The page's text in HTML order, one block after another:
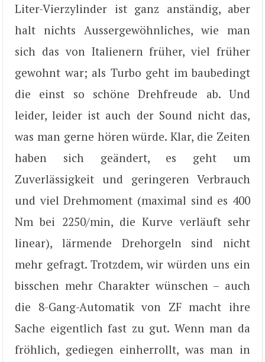
Liter-Vierzylinder ist ganz anständig, aber
halt nichts Aussergewöhnliches, wie man
sich das von Italienern früher, viel früher
gewohnt war; als Turbo geht im baubedingt
die einst so schöne Drehfreude ab. Und
leider, leider ist auch der Sound nicht das,
was man gerne hören würde. Klar, die Zeiten
haben sich geändert, es geht um
Zuverlässigkeit und geringeren Verbrauch
und viel Drehmoment (maximal sind es 400
Nm bei 2250/min, die Kurve verläuft sehr
linear), lärmende Drehorgeln sind nicht
mehr gefragt. Trotzdem, wir würden uns ein
bisschen mehr Charakter wünschen – auch
die 8-Gang-Automatik von ZF macht ihre
Sache eigentlich fast zu gut. Wenn man da
fröhlich, gediegen einherrollt, was man in